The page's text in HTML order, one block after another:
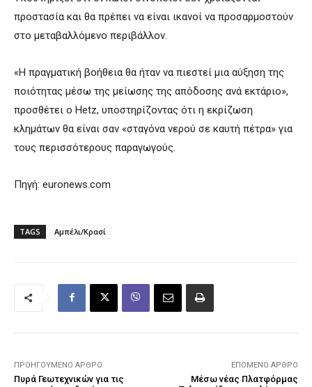
προστασία και θα πρέπει να είναι ικανοί να προσαρμοστούν
στο μεταβαλλόμενο περιβάλλον.
«Η πραγματική βοήθεια θα ήταν να πιεστεί μια αύξηση της
ποιότητας μέσω της μείωσης της απόδοσης ανά εκτάριο»,
προσθέτει ο Hetz, υποστηρίζοντας ότι η εκρίζωση
κλημάτων θα είναι σαν «σταγόνα νερού σε καυτή πέτρα» για
τους περισσότερους παραγωγούς.
Πηγή: euronews.com
TAGS Αμπέλι/Κρασί
ΠΡΟΗΓΟΎΜΕΝΟ ΆΡΘΡΟ
Πυρά Γεωτεχνικών για τις
ΕΠΌΜΕΝΟ ΆΡΘΡΟ
Μέσω νέας Πλατφόρμας